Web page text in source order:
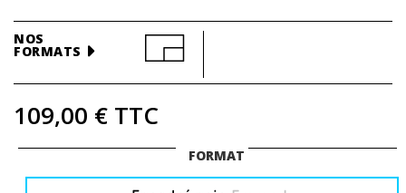
NOS
FORMATS
109,00 € TTC
FORMAT